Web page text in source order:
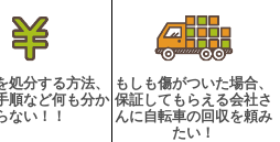
処分する方法、
順など何も分か
ない！！
もしも傷がついた場合、
保証してもらえる会社さ
んに自転車の回収を頼み
たい！